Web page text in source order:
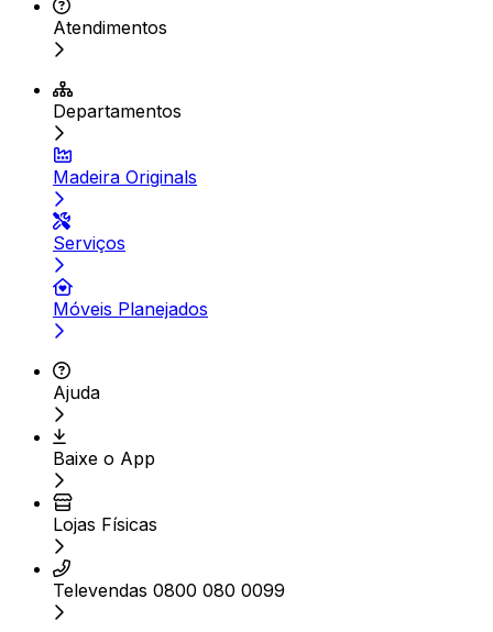
Atendimentos
Departamentos
Madeira Originals
Serviços
Móveis Planejados
Ajuda
Baixe o App
Lojas Físicas
Televendas 0800 080 0099